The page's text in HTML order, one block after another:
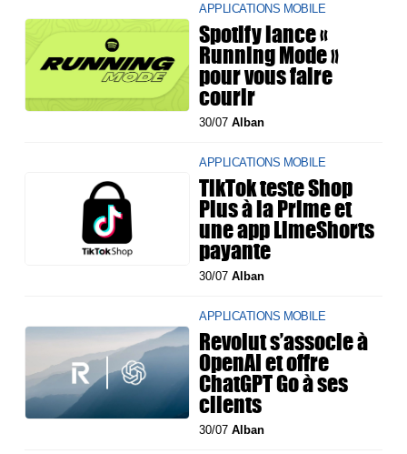
APPLICATIONS MOBILE
Spotify lance «
Running Mode »
pour vous faire
courir
30/07Alban
APPLICATIONS MOBILE
TikTok teste Shop
Plus à la Prime et
une app LimeShorts
payante
30/07Alban
APPLICATIONS MOBILE
Revolut s’associe à
OpenAI et offre
ChatGPT Go à ses
clients
30/07Alban